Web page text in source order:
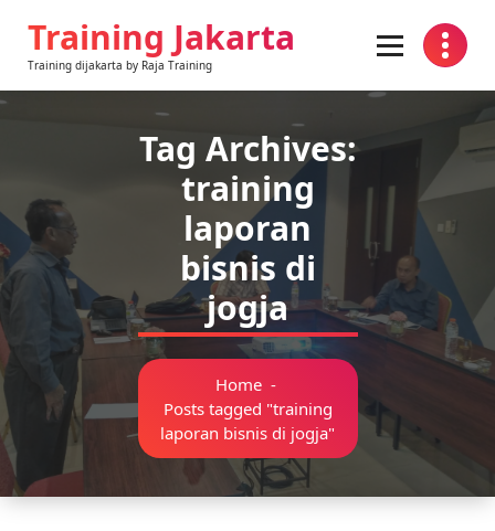
contentTraining Jakarta
Training dijakarta by Raja Training
Tag Archives:
training
laporan
bisnis di
jogja
Home-
Posts tagged "training
laporan bisnis di jogja"